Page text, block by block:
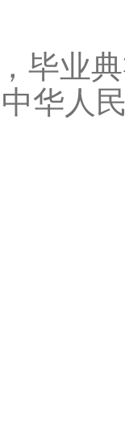
毕业
华人